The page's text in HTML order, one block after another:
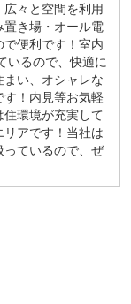
々と空間を利用
き場・オール電
便利です！室内
いるので、快適に
い、オシャレな
！内見等お気軽
環境が充実して
アです！当社は
ているので、ぜ